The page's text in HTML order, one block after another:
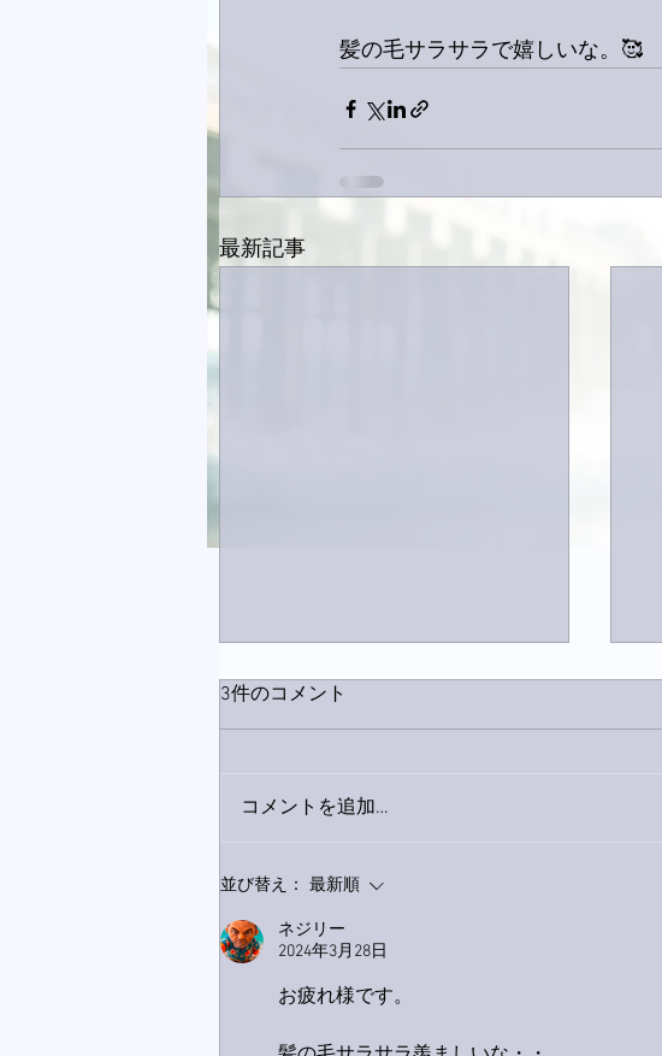
髪の毛サラサラで嬉しいな。🥰
最新記事
3件のコメント
コメントを追加…
並び替え： 最新順
ネジリー
2024年3月28日
お疲れ様です。